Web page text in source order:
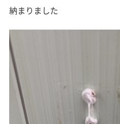
納まりました